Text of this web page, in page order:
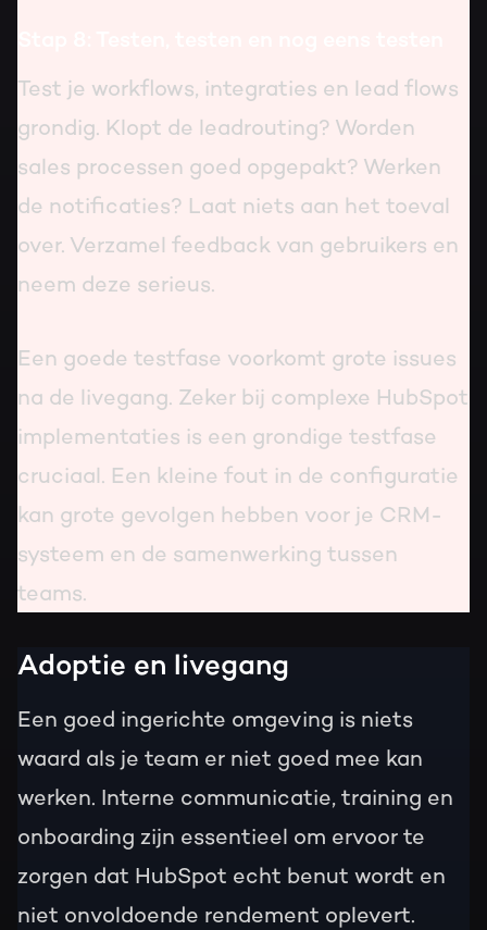
Test je workflows, integraties en lead flows
grondig. Klopt de leadrouting? Worden
sales processen goed opgepakt? Werken
de notificaties? Laat niets aan het toeval
over. Verzamel feedback van gebruikers en
neem deze serieus.
Een goede testfase voorkomt grote issues
na de livegang. Zeker bij complexe HubSpot
implementaties is een grondige testfase
cruciaal. Een kleine fout in de configuratie
kan grote gevolgen hebben voor je CRM-
systeem en de samenwerking tussen
teams.
Adoptie en livegang
Een goed ingerichte omgeving is niets
waard als je team er niet goed mee kan
werken. Interne communicatie, training en
onboarding zijn essentieel om ervoor te
zorgen dat HubSpot echt benut wordt en
niet onvoldoende rendement oplevert.